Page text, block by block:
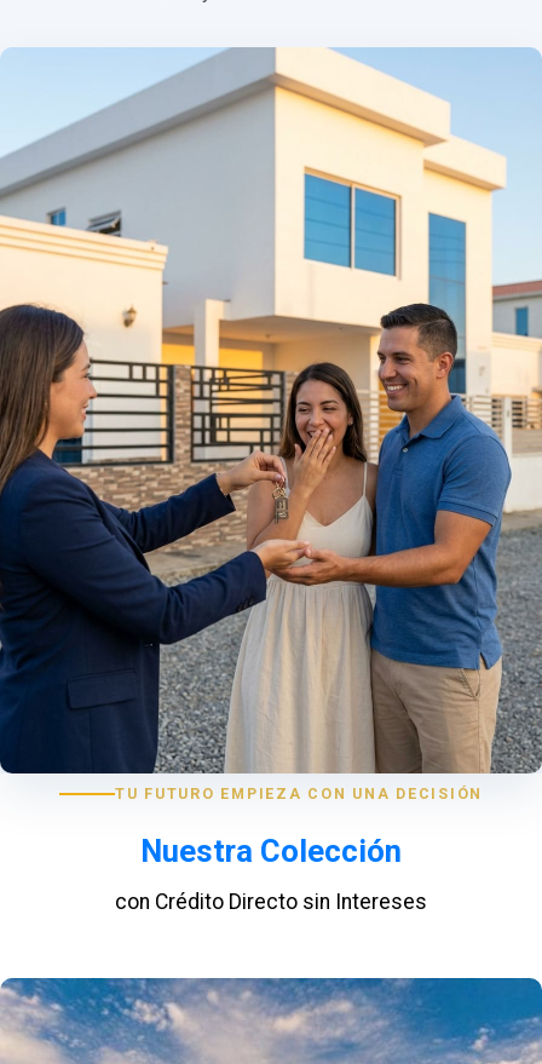
TU FUTURO EMPIEZA CON UNA DECISIÓN
Nuestra Colección
con Crédito Directo sin Intereses